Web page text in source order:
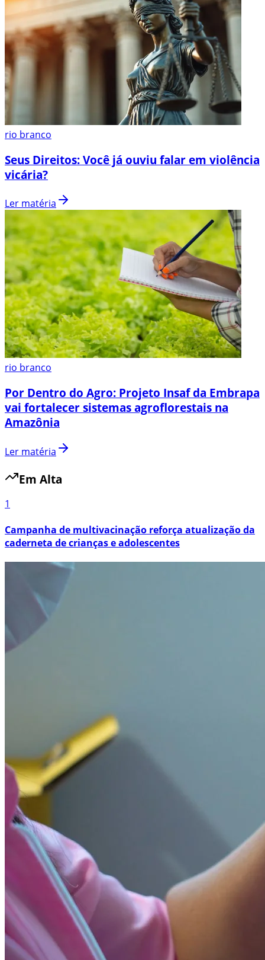
rio branco
Seus Direitos: Você já ouviu falar em violência
vicária?
Ler matéria
rio branco
Por Dentro do Agro: Projeto Insaf da Embrapa
vai fortalecer sistemas agroflorestais na
Amazônia
Ler matéria
Em Alta
1
Campanha de multivacinação reforça atualização da
caderneta de crianças e adolescentes